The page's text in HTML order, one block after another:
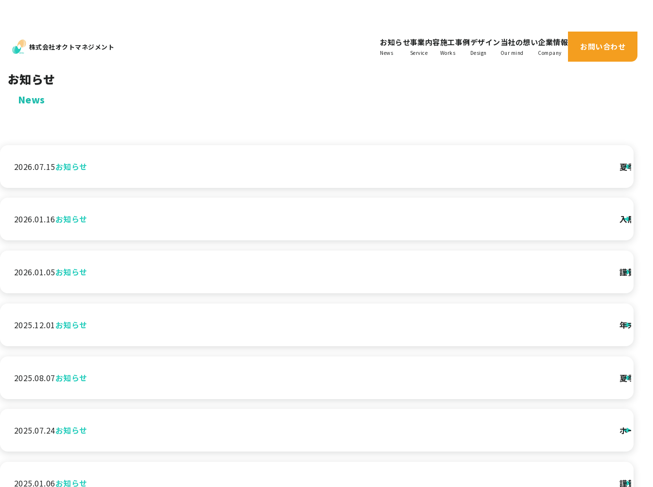
株式会社オクトマネジメント お知らせ
News
事業内容
Service
施工事例
Works
デザイン
Design
当社の想い
Our mind
企業情報
Company
お問い合わせ
お知らせ
2026.07.15お知らせ 夏季休
2026.01.16お知らせ 入居者
2026.01.05お知らせ 謹賀新年
2025.12.01お知らせ 年末年
2025.08.07お知らせ 夏季休
2025.07.24お知らせ ホーム
2025.01.06お知らせ 謹賀新年